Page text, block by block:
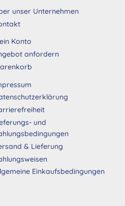
unser Unternehmen
Konto
anfordern
und
& Lieferung
Einkaufsbedingungen